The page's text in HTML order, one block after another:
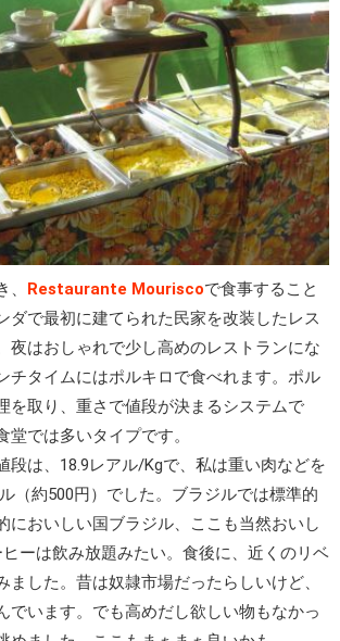
Restaurante Mouriscoで食事すること
ダで最初に建てられた民家を改装したレス
夜はおしゃれで少し高めのレストランにな
チタイムにはポルキロで食べれます。ポル
を取り、重さで値段が決まるシステムで
堂では多いタイプです。
段は、18.9レアル/Kgで、私は重い肉などを
（約500円）でした。ブラジルでは標準的
においしい国ブラジル、ここも当然おいし
ーは飲み放題みたい。食後に、近くのリベ
ました。昔は奴隷市場だったらしいけど、
でいます。でも高めだし欲しい物もなかっ